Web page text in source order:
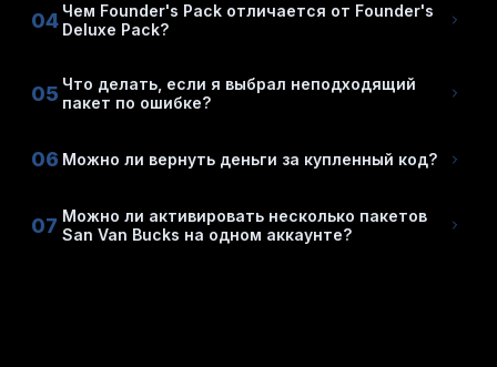
04 Чем Founder's Pack отличается от Founder's
Deluxe Pack?
05 Что делать, если я выбрал неподходящий
пакет по ошибке?
06 Можно ли вернуть деньги за купленный код?
07 Можно ли активировать несколько пакетов
San Van Bucks на одном аккаунте?